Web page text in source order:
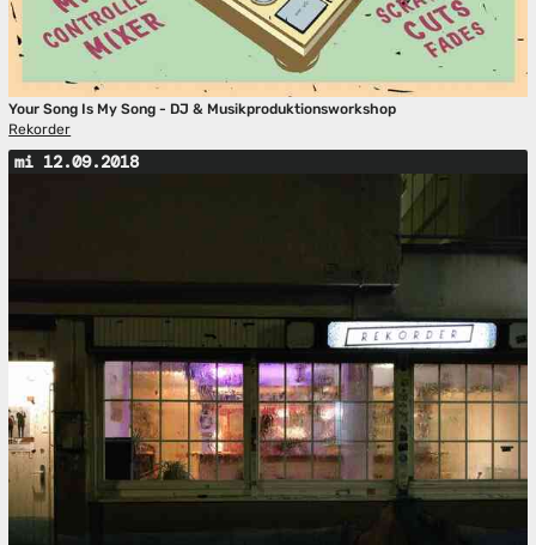
Your Song Is My Song - DJ & Musikproduktionsworkshop
Rekorder
mi 12.09.2018